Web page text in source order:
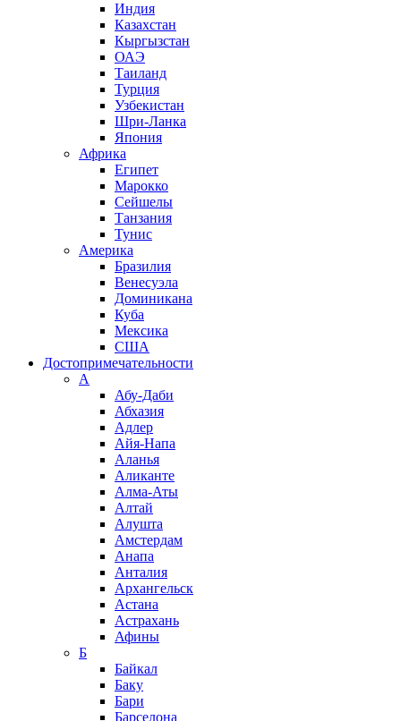
Индия
Казахстан
Кыргызстан
ОАЭ
Таиланд
Турция
Узбекистан
Шри-Ланка
Япония
Африка
Египет
Марокко
Сейшелы
Танзания
Тунис
Америка
Бразилия
Венесуэла
Доминикана
Куба
Мексика
США
Достопримечательности
А
Абу-Даби
Абхазия
Адлер
Айя-Напа
Аланья
Аликанте
Алма-Аты
Алтай
Алушта
Амстердам
Анапа
Анталия
Архангельск
Астана
Астрахань
Афины
Б
Байкал
Баку
Бари
Барселона